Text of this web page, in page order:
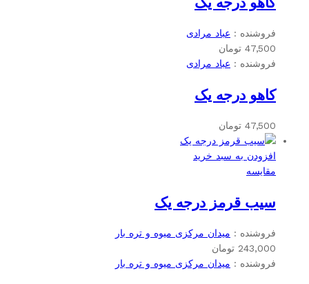
فروشنده : عباد مرادی
47,500 تومان
فروشنده : عباد مرادی
کاهو درجه یک
47,500 تومان
افزودن به سبد خرید
مقایسه
سیب قرمز درجه یک
فروشنده : میدان مرکزی میوه و تره بار
243,000 تومان
فروشنده : میدان مرکزی میوه و تره بار